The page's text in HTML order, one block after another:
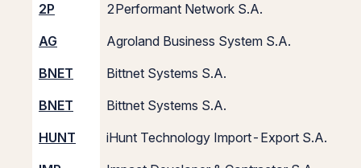
2P
2Performant Network S.A.
AG
Agroland Business System S.A.
BNET
Bittnet Systems S.A.
BNET
Bittnet Systems S.A.
HUNT
iHunt Technology Import-Export S.A.